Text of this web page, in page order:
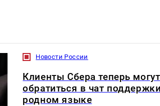
Новости России
Клиенты Сбера теперь могут
обратиться в чат
родном языке